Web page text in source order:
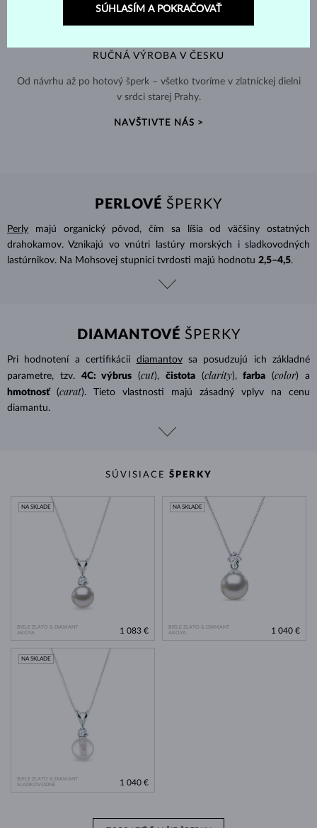
RUČNÁ VÝROBA V ČESKU
Od návrhu až po hotový šperk – všetko tvoríme v zlatníckej dielni
v srdci starej Prahy.
NAVŠTIVTE NÁS >
PERLOVÉ ŠPERKY
Perly
majú organický pôvod, čím sa líšia od väčšiny ostatných
drahokamov. Vznikajú vo vnútri lastúry morských i sladkovodných
lastúrnikov. Na Mohsovej stupnici tvrdosti majú hodnotu 2,5–4,5.
DIAMANTOVÉ ŠPERKY
Pri hodnotení a certifikácii diamantovsa posudzujú ich základné
parametre, tzv.
4C: výbrus (cut), čistota (clarity), farba (color) a
hmotnosť
(carat). Tieto vlastnosti majú zásadný vplyv na cenu
diamantu.
SÚVISIACE ŠPERKY
BIELE ZLATO & DIAMANT
AKOYA
NA SKLADE
1 083 €
BIELE ZLATO & DIAMANT
AKOYA
NA SKLADE
1 040 €
BIELE ZLATO & DIAMANT
SLADKOVODNÉ
NA SKLADE
1 040 €
SÚHLASÍM A POKRAČOVAŤ